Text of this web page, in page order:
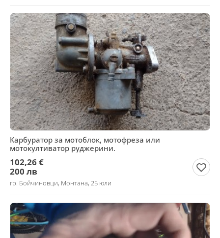
Карбуратор за мотоблок, мотофреза или
мотокултиватор руджерини.
102,26 €
200 лв
гр. Бойчиновци, Монтана, 25 юли